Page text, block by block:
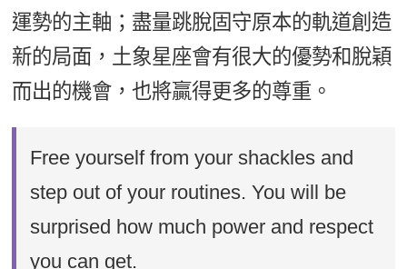
運勢的主軸；盡量跳脫固守原本的軌道創造
新的局面，土象星座會有很大的優勢和脫穎
而出的機會，也將贏得更多的尊重。
Free yourself from your shackles and
step out of your routines. You will be
surprised how much power and respect
you can get.